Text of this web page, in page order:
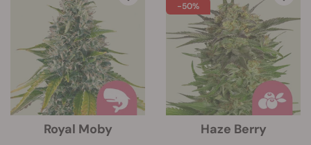
Royal Moby
-50%
Haze Berry